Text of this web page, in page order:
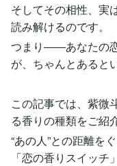
そしてその相性、実
読み解けるのです。
つまり――あなたの恋
が、ちゃんとあると
この記事では、紫微
る香りの種類をご紹
“あの人”との距離を
「恋の香りスイッチ